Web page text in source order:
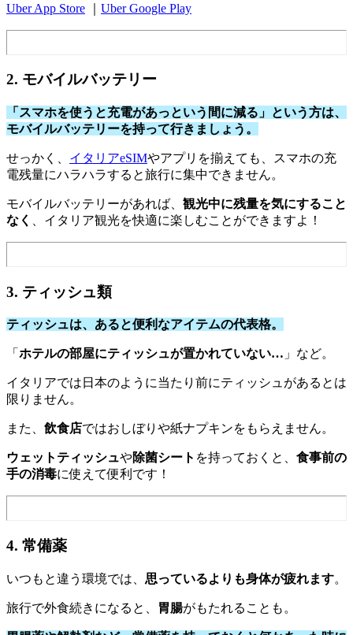
Uber App Store Uber Google Play
2. モバイルバッテリー
「スマホを使うと充電があっという間に減る」という方は、
モバイルバッテリーを持って行きましょう。
せっかく、 イタリアeSIMやアプリを揃えても、スマホの充
電残量にハラハラすると旅行に集中できません。
モバイルバッテリーがあれば、 観光中に残量を気にすること
なく
、イタリア観光を快適に楽しむことができますよ！
3. ティッシュ類
ティッシュは、あると便利なアイテムの代表格。
「 ホテルの部屋にティッシュが置かれていない… 」など。
イタリアでは日本のように当たり前にティッシュがあるとは
限りません。
また、 飲食店ではおしぼりや紙ナプキンをもらえません。
ウェットティッシュや除菌シート を持っておくと、 食事前の
手の消毒に使えて便利です！
4. 常備薬
いつもと違う環境では、 思っているよりも身体が疲れます。
旅行で外食続きになると、 胃腸がもたれることも。